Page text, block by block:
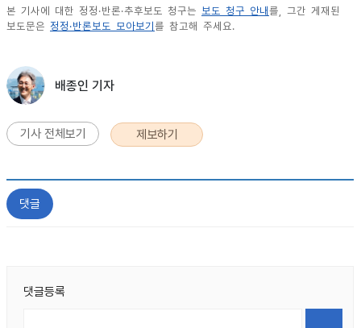
본 기사에 대한 정정·반론·추후보도 청구는 보도 청구 안내 를, 그간 게재된
보도문은 정정·반론보도 모아보기 를 참고해 주세요.
배종인 기자
기사 전체보기 제보하기
댓글
댓글등록